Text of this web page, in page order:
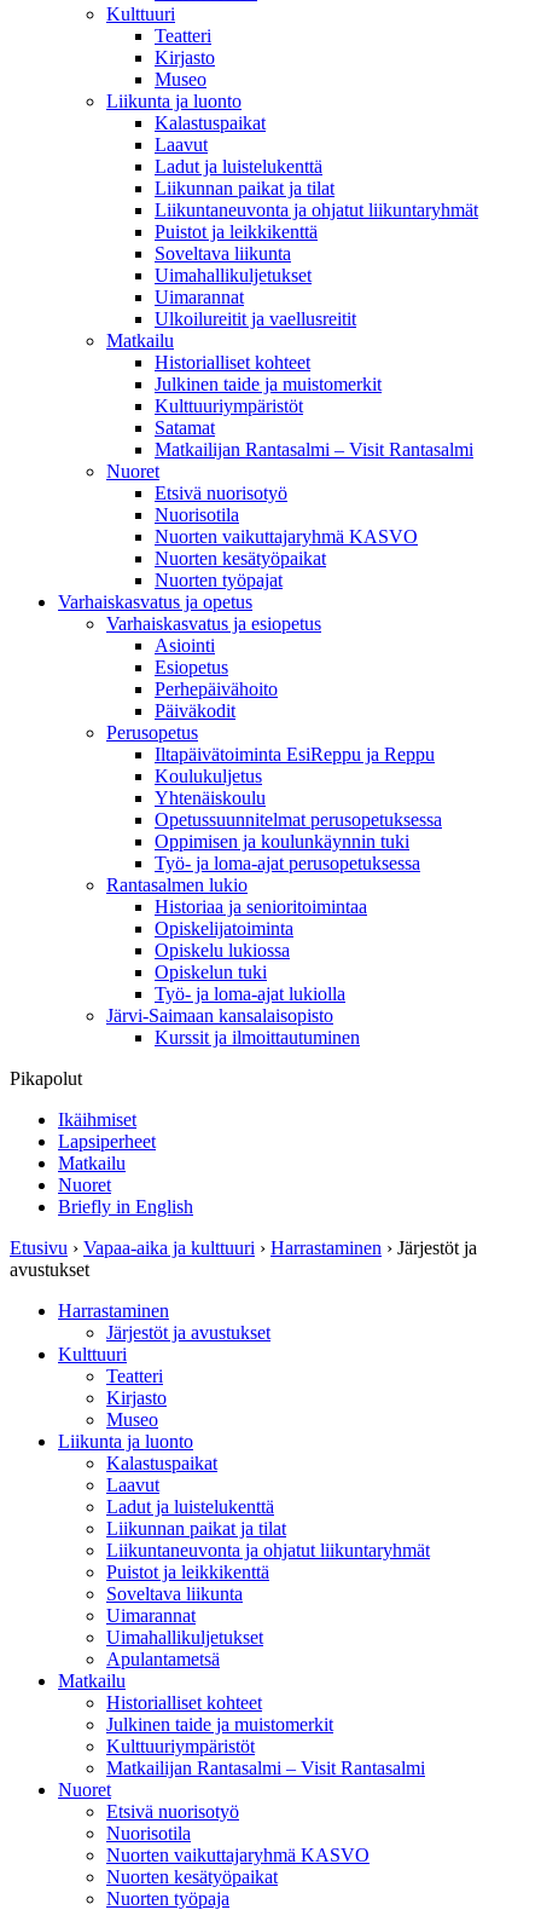
Kulttuuri
Teatteri
Kirjasto
Museo
Liikunta ja luonto
Kalastuspaikat
Laavut
Ladut ja luistelukenttä
Liikunnan paikat ja tilat
Liikuntaneuvonta ja ohjatut liikuntaryhmät
Puistot ja leikkikenttä
Soveltava liikunta
Uimahallikuljetukset
Uimarannat
Ulkoilureitit ja vaellusreitit
Matkailu
Historialliset kohteet
Julkinen taide ja muistomerkit
Kulttuuriympäristöt
Satamat
Matkailijan Rantasalmi – Visit Rantasalmi
Nuoret
Etsivä nuorisotyö
Nuorisotila
Nuorten vaikuttajaryhmä KASVO
Nuorten kesätyöpaikat
Nuorten työpajat
Varhaiskasvatus ja opetus
Varhaiskasvatus ja esiopetus
Asiointi
Esiopetus
Perhepäivähoito
Päiväkodit
Perusopetus
Iltapäivätoiminta EsiReppu ja Reppu
Koulukuljetus
Yhtenäiskoulu
Opetussuunnitelmat perusopetuksessa
Oppimisen ja koulunkäynnin tuki
Työ- ja loma-ajat perusopetuksessa
Rantasalmen lukio
Historiaa ja senioritoimintaa
Opiskelijatoiminta
Opiskelu lukiossa
Opiskelun tuki
Työ- ja loma-ajat lukiolla
Järvi-Saimaan kansalaisopisto
Kurssit ja ilmoittautuminen
Pikapolut
Ikäihmiset
Lapsiperheet
Matkailu
Nuoret
Briefly in English
Etusivu › Vapaa-aika ja kulttuuri › Harrastaminen › Järjestöt ja
avustukset
Harrastaminen
Järjestöt ja avustukset
Kulttuuri
Teatteri
Kirjasto
Museo
Liikunta ja luonto
Kalastuspaikat
Laavut
Ladut ja luistelukenttä
Liikunnan paikat ja tilat
Liikuntaneuvonta ja ohjatut liikuntaryhmät
Puistot ja leikkikenttä
Soveltava liikunta
Uimarannat
Uimahallikuljetukset
Apulantametsä
Matkailu
Historialliset kohteet
Julkinen taide ja muistomerkit
Kulttuuriympäristöt
Matkailijan Rantasalmi – Visit Rantasalmi
Nuoret
Etsivä nuorisotyö
Nuorisotila
Nuorten vaikuttajaryhmä KASVO
Nuorten kesätyöpaikat
Nuorten työpaja